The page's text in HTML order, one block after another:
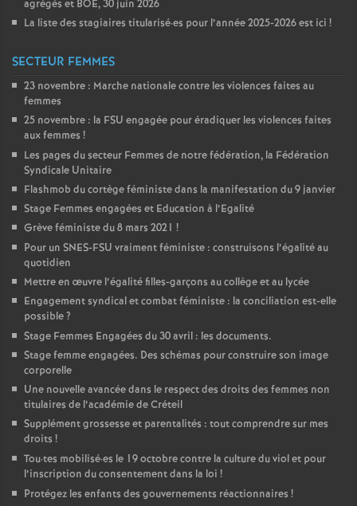
agrégés et BOE, 30 juin 2026
La liste des stagiaires titularisé·es pour l’année 2025-2026 est ici !
SECTEUR FEMMES
23 novembre : Marche nationale contre les violences faites au
femmes
25 novembre : la FSU engagée pour éradiquer les violences faites
aux femmes !
Les pages du secteur Femmes de notre fédération, la Fédération
Syndicale Unitaire
Flashmob du cortège féministe dans la manifestation du 9 janvier
Stage Femmes engagées et Education à l’Egalité
Grève féministe du 8 mars 2021 !
Pour un SNES-FSU vraiment féministe : construisons l’égalité au
quotidien
Mettre en œuvre l’égalité filles-garçons au collège et au lycée
Engagement syndical et combat féministe : la conciliation est-elle
possible?
Stage Femmes Engagées du 30 avril : les documents.
Stage femme engagées. Des schémas pour construire son image
corporelle
Une nouvelle avancée dans le respect des droits des femmes non
titulaires de l’académie de Créteil
Supplément grossesse et parentalités : tout comprendre sur mes
droits !
Tou·tes mobilisé·es le 19 octobre contre la culture du viol et pour
l’inscription du consentement dans la loi !
Protégez les enfants des gouvernements réactionnaires !